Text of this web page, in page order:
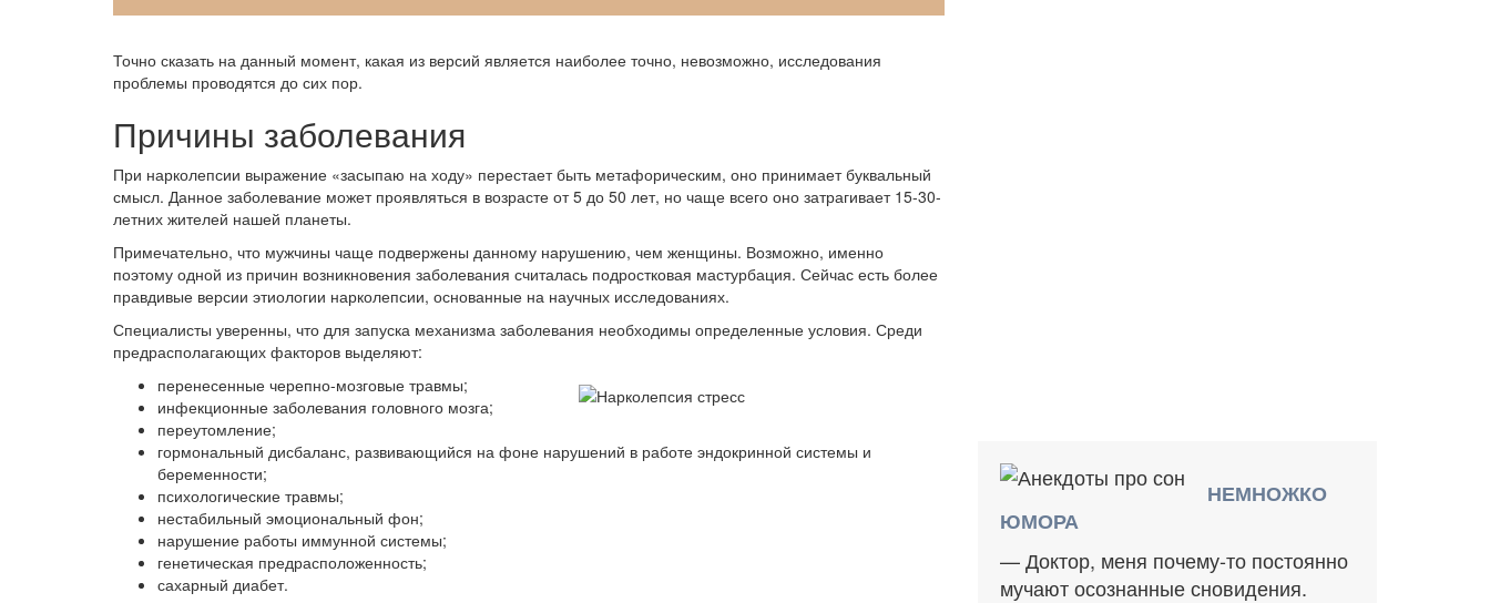
Точно сказать на данный момент, какая из версий является наиболее точно, невозможно, исследования
проблемы проводятся до сих пор.
Причины заболевания
При нарколепсии выражение «засыпаю на ходу» перестает быть метафорическим, оно принимает буквальный
смысл. Данное заболевание может проявляться в возрасте от 5 до 50 лет, но чаще всего оно затрагивает 15-30-
летних жителей нашей планеты.
Примечательно, что мужчины чаще подвержены данному нарушению, чем женщины. Возможно, именно
поэтому одной из причин возникновения заболевания считалась подростковая мастурбация. Сейчас есть более
правдивые версии этиологии нарколепсии, основанные на научных исследованиях.
Специалисты уверенны, что для запуска механизма заболевания необходимы определенные условия. Среди
предрасполагающих факторов выделяют:
перенесенные черепно-мозговые травмы;
инфекционные заболевания головного мозга;
переутомление;
гормональный дисбаланс, развивающийся на фоне нарушений в работе эндокринной системы и
беременности;
психологические травмы;
нестабильный эмоциональный фон;
нарушение работы иммунной системы;
генетическая предрасположенность;
сахарный диабет.
НЕМНОЖКО
ЮМОРА
— Доктор, меня почему-то постоянно
мучают осознанные сновидения.